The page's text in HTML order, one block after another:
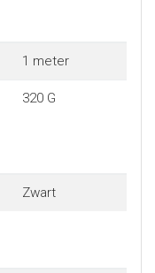
1 meter
320 G
Zwart